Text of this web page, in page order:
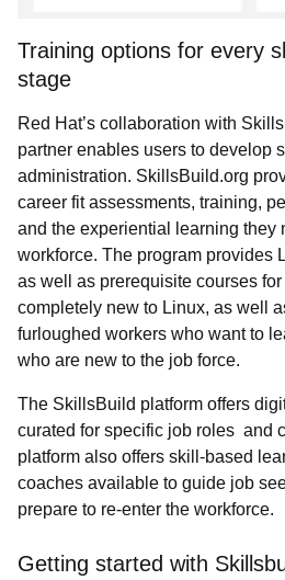
Training options for every
stage
Red Hat’s collaboration with
partner enables users to develop
administration. SkillsBuild.org
career fit assessments, training,
and the experiential learning they
workforce. The program provides
as well as prerequisite courses
completely new to Linux, as well
furloughed workers who want to
who are new to the job force.
The SkillsBuild platform offers
curated for specific job roles and
platform also offers skill-based
coaches available to guide job
prepare to re-enter the workforce.
Getting started with